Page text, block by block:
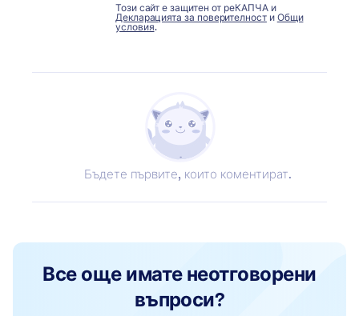
Този сайт е защитен от реКАПЧА и
Декларацията за поверителности Общи
условия.
Бъдете първите, които коментират.
Все още имате неотговорени
въпроси?